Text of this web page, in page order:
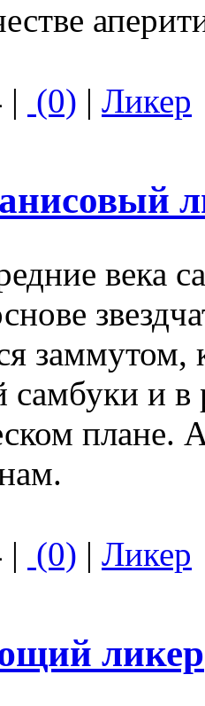
| (0) | Ликер
века
заммутом,
самбуки и в
плане.
| (0) | Ликер
ликер